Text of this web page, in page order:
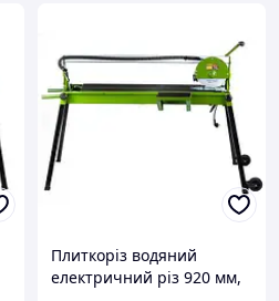
Плиткоріз водяний
електричний різ 920 мм,